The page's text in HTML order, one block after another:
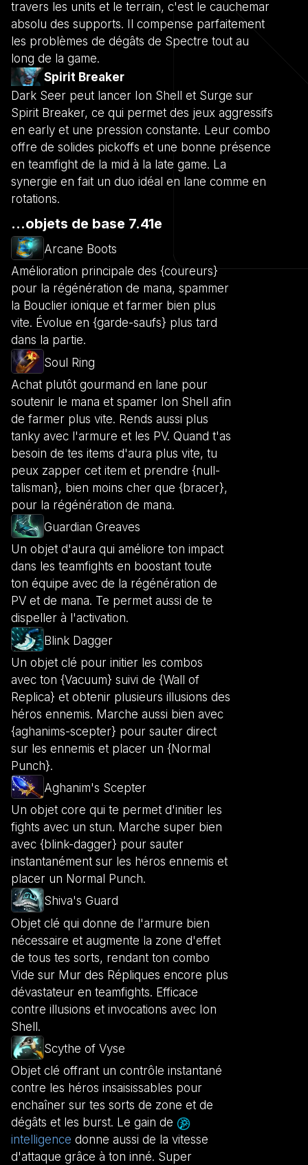
travers les units et le terrain, c'est le cauchemar
absolu des supports. Il compense parfaitement
les problèmes de dégâts de Spectre tout au
long de la game.
Spirit Breaker
Dark Seer peut lancer Ion Shell et Surge sur
Spirit Breaker, ce qui permet des jeux aggressifs
en early et une pression constante. Leur combo
offre de solides pickoffs et une bonne présence
en teamfight de la mid à la late game. La
synergie en fait un duo idéal en lane comme en
rotations.
...objets de base 7.41e
Arcane Boots
Amélioration principale des {coureurs}
pour la régénération de mana, spammer
la Bouclier ionique et farmer bien plus
vite. Évolue en {garde-saufs} plus tard
dans la partie.
Soul Ring
Achat plutôt gourmand en lane pour
soutenir le mana et spamer Ion Shell afin
de farmer plus vite. Rends aussi plus
tanky avec l'armure et les PV. Quand t'as
besoin de tes items d'aura plus vite, tu
peux zapper cet item et prendre {null-
talisman}, bien moins cher que {bracer},
pour la régénération de mana.
Guardian Greaves
Un objet d'aura qui améliore ton impact
dans les teamfights en boostant toute
ton équipe avec de la régénération de
PV et de mana. Te permet aussi de te
dispeller à l'activation.
Blink Dagger
Un objet clé pour initier les combos
avec ton {Vacuum} suivi de {Wall of
Replica} et obtenir plusieurs illusions des
héros ennemis. Marche aussi bien avec
{aghanims-scepter} pour sauter direct
sur les ennemis et placer un {Normal
Punch}.
Aghanim's Scepter
Un objet core qui te permet d'initier les
fights avec un stun. Marche super bien
avec {blink-dagger} pour sauter
instantanément sur les héros ennemis et
placer un Normal Punch.
Shiva's Guard
Objet clé qui donne de l'armure bien
nécessaire et augmente la zone d'effet
de tous tes sorts, rendant ton combo
Vide sur Mur des Répliques encore plus
dévastateur en teamfights. Efficace
contre illusions et invocations avec Ion
Shell.
Scythe of Vyse
Objet clé offrant un contrôle instantané
contre les héros insaisissables pour
enchaîner sur tes sorts de zone et de
dégâts et les burst. Le gain de
intelligence donne aussi de la vitesse
d'attaque grâce à ton inné. Super